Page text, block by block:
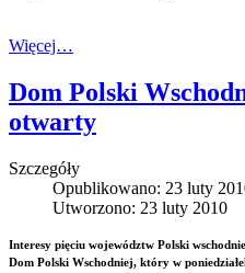
Więcej…
Dom Polski
otwarty
Szczegóły
Opublikowano: 23 luty
Utworzono: 23 luty 2010
Interesy pięciu województw Polski
Dom Polski Wschodniej, który w